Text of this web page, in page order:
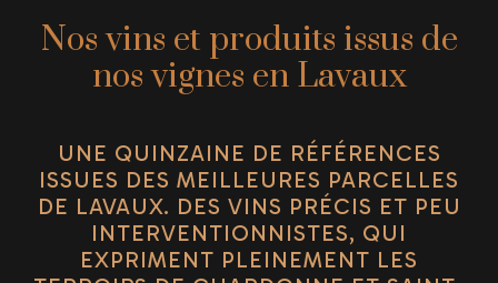
Nos vins et produits issus de
nos vignes en Lavaux
UNE QUINZAINE DE RÉFÉRENCES
ISSUES DES MEILLEURES PARCELLES
DE LAVAUX. DES VINS PRÉCIS ET PEU
INTERVENTIONNISTES, QUI
EXPRIMENT PLEINEMENT LES